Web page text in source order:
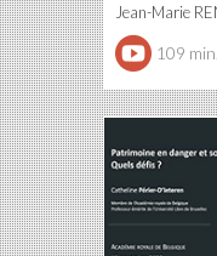
Jean-Marie
109 min.